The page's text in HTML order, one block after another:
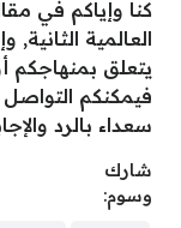
كنا وإياكم في
العالمية
يتعلق بمنهاجكم
فيمكنكم
سعداء بالرد
شارك
وسوم: